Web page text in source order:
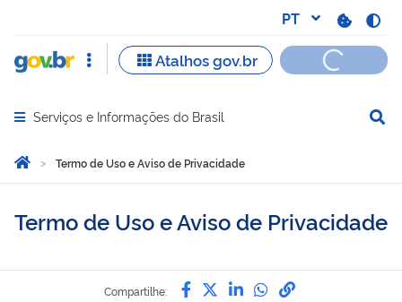
Abrir menu principal de navegação
Serviços e Informações do Brasil
Você está aqui:
Página Inicial
Termo de Uso e Aviso de Privacidade
Termo de Uso e Aviso de Privacidade
Compartilhe: Compartilhe por Facebook
Compartilhe por Twitter
Compartilhe por
Compartilhe
link para